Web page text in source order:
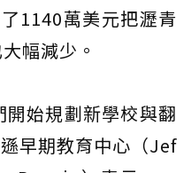
1140萬美元把瀝青
幅減少。
始規劃新學校與翻
早期教育中心（Jef